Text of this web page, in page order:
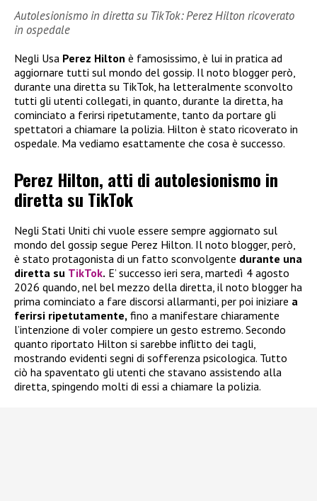
Autolesionismo in diretta su TikTok: Perez Hilton ricoverato
in ospedale
Negli Usa Perez Hilton è famosissimo, è lui in pratica ad
aggiornare tutti sul mondo del gossip. Il noto blogger però,
durante una diretta su TikTok, ha letteralmente sconvolto
tutti gli utenti collegati, in quanto, durante la diretta, ha
cominciato a ferirsi ripetutamente, tanto da portare gli
spettatori a chiamare la polizia. Hilton è stato ricoverato in
ospedale. Ma vediamo esattamente che cosa è successo.
Perez Hilton, atti di autolesionismo in
diretta su TikTok
Negli Stati Uniti chi vuole essere sempre aggiornato sul
mondo del gossip segue Perez Hilton. Il noto blogger, però,
è stato protagonista di un fatto sconvolgente durante una
diretta su TikTok. E’ successo ieri sera, martedì 4 agosto
2026 quando, nel bel mezzo della diretta, il noto blogger ha
prima cominciato a fare discorsi allarmanti, per poi iniziare a
ferirsi ripetutamente, fino a manifestare chiaramente
l’intenzione di voler compiere un gesto estremo. Secondo
quanto riportato Hilton si sarebbe inflitto dei tagli,
mostrando evidenti segni di sofferenza psicologica. Tutto
ciò ha spaventato gli utenti che stavano assistendo alla
diretta, spingendo molti di essi a chiamare la polizia.